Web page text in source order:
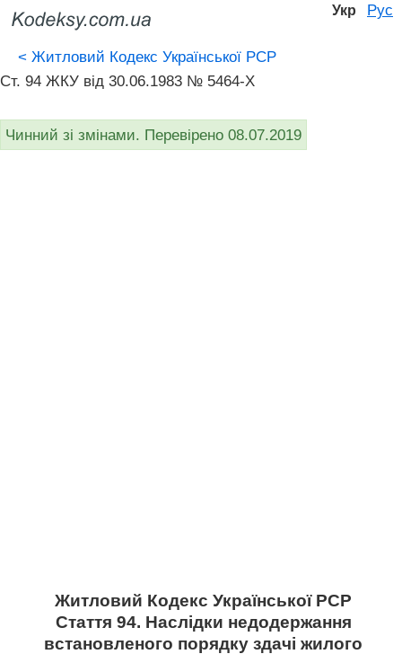
Укр Рус
< Житловий Кодекс Української РСР
Ст. 94 ЖКУ від 30.06.1983 № 5464-X
Чинний зі змінами. Перевірено 08.07.2019
Житловий Кодекс Української РСР
Стаття 94. Наслідки недодержання
встановленого порядку здачі жилого